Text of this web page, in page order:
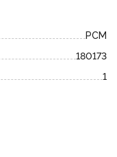
РСМ
180173
1